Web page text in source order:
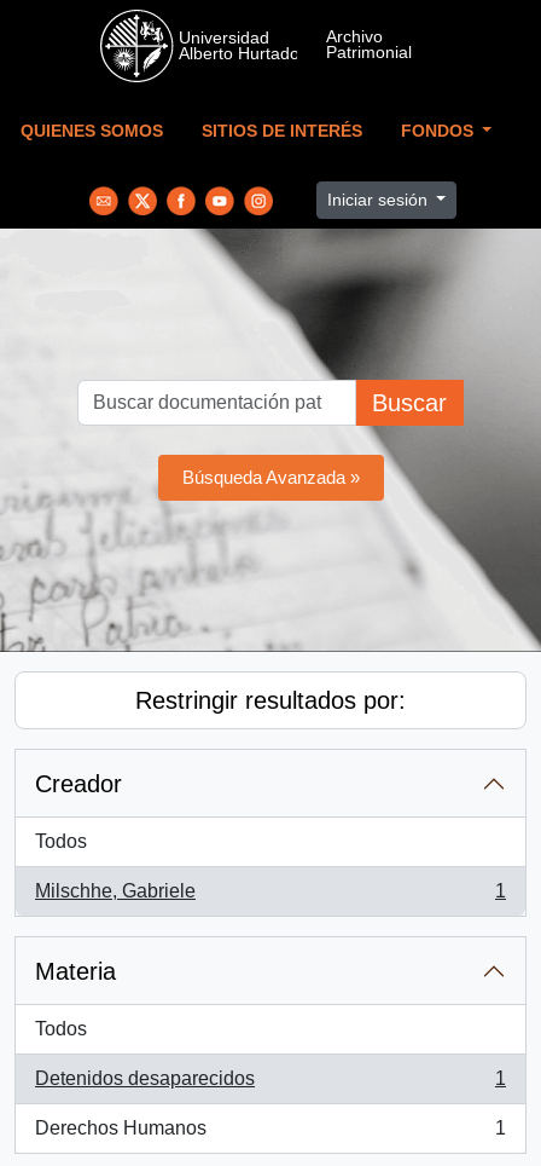
Skip to main content
QUIENES SOMOS SITIOS DE INTERÉS FONDOS
Iniciar sesión
Buscar
Búsqueda Avanzada »
Restringir resultados por:
Creador
Todos
Milschhe, Gabriele
, 1 resultados
1
Materia
Todos
Detenidos desaparecidos
, 1 resultados
1
Derechos Humanos
, 1 resultados
1